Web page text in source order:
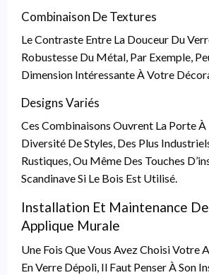
Combinaison De Textures
Le Contraste Entre La Douceur Du
Robustesse Du Métal, Par Exemple,
Dimension Intéressante À Votre
Designs Variés
Ces Combinaisons Ouvrent La Porte À
Diversité De Styles, Des Plus
Rustiques, Ou Même Des Touches
Scandinave Si Le Bois Est Utilisé.
Installation Et Maintenance
Applique Murale
Une Fois Que Vous Avez Choisi Votre
En Verre Dépoli, Il Faut Penser À Son